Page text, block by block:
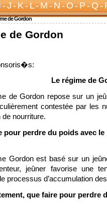
-J-K-L-M-N-O-P-Q-
de Gordon
de Gordon
Le régime de
de Gordon repose sur un
contestée par les
de nourriture.
pour perdre du poids avec
Gordon est basé sur un
jeûner favorise une
processus d’accumulation
que fairepour perdre